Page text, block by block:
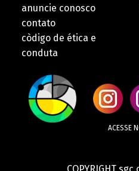
anuncie conosco
contato
còdigo de ética e
conduta
ACESSE